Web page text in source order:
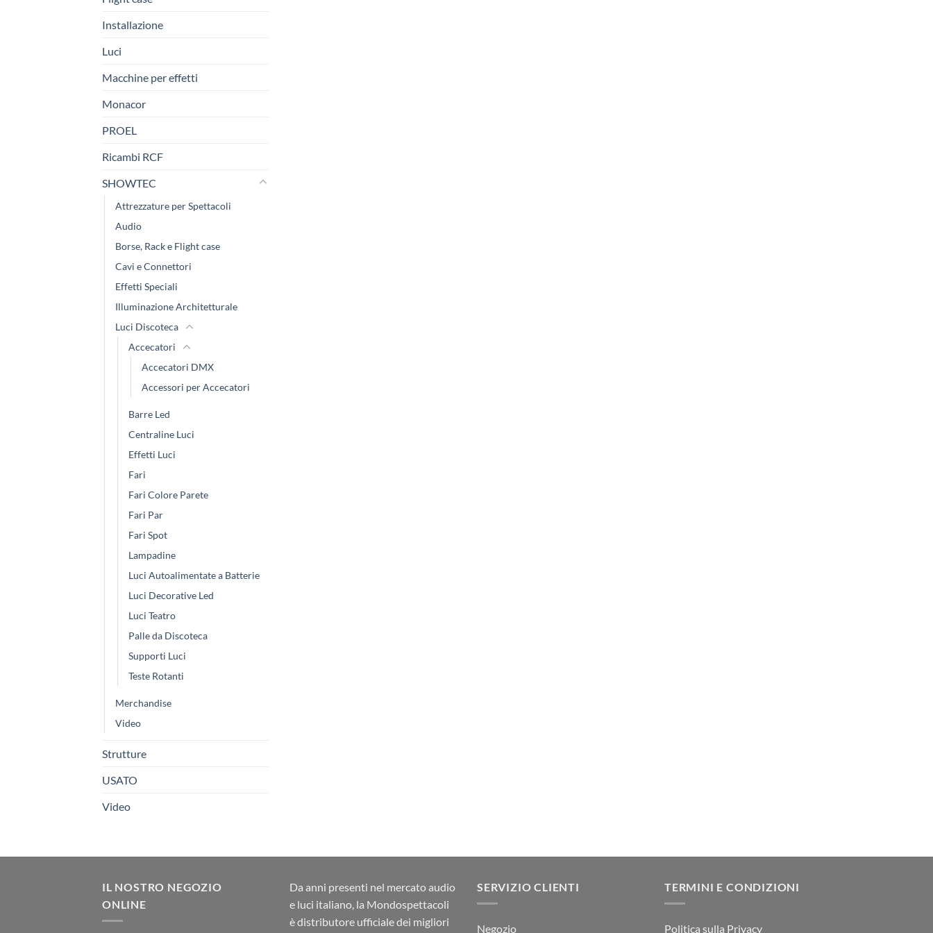
Installazione
Luci
Macchine per effetti
Monacor
PROEL
Ricambi RCF
SHOWTEC
Attrezzature per Spettacoli
Audio
Borse, Rack e Flight case
Cavi e Connettori
Effetti Speciali
Illuminazione Architetturale
Luci Discoteca
Accecatori
Accecatori DMX
Accessori per Accecatori
Barre Led
Centraline Luci
Effetti Luci
Fari
Fari Colore Parete
Fari Par
Fari Spot
Lampadine
Luci Autoalimentate a Batterie
Luci Decorative Led
Luci Teatro
Palle da Discoteca
Supporti Luci
Teste Rotanti
Merchandise
Video
Strutture
USATO
Video
IL NOSTRO NEGOZIO
ONLINE
Da anni presenti nel mercato audio
e luci italiano, la Mondospettacoli
è distributore ufficiale dei migliori
SERVIZIO CLIENTI
Negozio
TERMINI E CONDIZIONI
Politica sulla Privacy